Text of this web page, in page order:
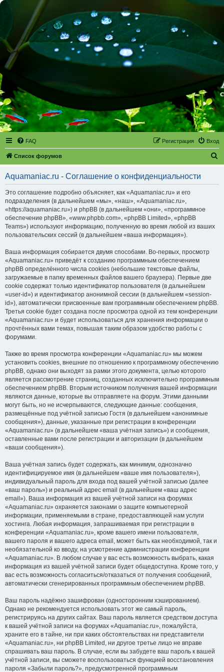
FAQ Вход
Регистрация
Список форумов
Aquamaniac.ru - Соглашение о конфиденциальности
Это соглашение подробно объясняет, как «Aquamaniac.ru» и его
подразделения (в дальнейшем «мы», «наш», «Aquamaniac.ru»,
«https://aquamaniac.ru») и phpBB (в дальнейшем «они», «программное
обеспечение phpBB», «www.phpbb.com», «phpBB Limited», «phpBB
Teams») используют информацию, полученную во время любой из ваших
пользовательских сессий (в дальнейшем «ваша информация»).
Ваша информация собирается двумя способами. Во-первых, просмотр
«Aquamaniac.ru» приведёт к созданию программным обеспечением
phpBB определённого числа cookies (небольшие текстовые файлы,
загружаемые в папку временных файлов вашего браузера). Первые две
cookie содержат только идентификатор пользователя (в дальнейшем
«user-id») и идентификатор анонимной сессии (в дальнейшем «session-
id»), автоматически присвоенные вам программным обеспечением phpBB.
Третья cookie будет создана после просмотра одной из тем конференции
«Aquamaniac.ru» и будет использоваться для хранения информации о
прочтённых вами темах, повышая таким образом удобство работы с
форумами.
Также во время просмотра конференции «Aquamaniac.ru» мы можем
установить cookies, внешние по отношению к программному обеспечению
phpBB, однако они выходят за рамки этого документа, целью которого
является рассмотрение страниц, созданных исключительно программным
обеспечением phpBB. Вторым источником получения вашей информации
являются данные, которые вы отправляете на форум. Этими данными
могут быть, но не исчерпываются, следующие данные: сообщения,
размещённые под учётной записью Гостя (в дальнейшем «анонимные
сообщения»), данные, указанные при регистрации в конференции
«Aquamaniac.ru» (в дальнейшем «ваша учётная запись») и сообщения,
оставленные вами после регистрации и авторизации (в дальнейшем
«ваши сообщения»).
Ваша учётная запись будет содержать, как минимум, однозначно
идентифицируемое имя (в дальнейшем «ваше имя пользователя»),
индивидуальный пароль для входа под вашей учётной записью (далее
«ваш пароль») и реальный адрес email (в дальнейшем «ваш адрес
email»). Ваша информация из вашей учётной записи на форумах
«Aquamaniac.ru» охраняется законами о защите компьютерной
информации, применяемыми в стране, предоставляющей нам услуги
хостинга. Любая информация, запрашиваемая при регистрации в
конференции «Aquamaniac.ru», кроме вашего имени пользователя,
вашего пароля и вашего адреса email, может быть как необходимой, так и
необязательной ко вводу, на усмотрение администрации конференции
«Aquamaniac.ru». В любом случае у вас есть возможность выбрать, какая
информация из вашей учётной записи будет общедоступна. Кроме того, у
вас есть возможность согласиться/отказаться от получения сообщений,
автоматически сгенерированных программным обеспечением phpBB.
Ваш пароль надёжно зашифрован (односторонним хэшированием).
Однако не рекомендуется использовать этот же самый пароль,
регистрируясь на других сайтах. Ваш пароль является средством доступа
к вашей учётной записи на форумах «Aquamaniac.ru», пожалуйста,
храните его в тайне, ни при каких обстоятельствах ни представители
«Aquamaniac.ru», ни phpBB Limited, ни другое третье лицо не вправе
спрашивать ваш пароль. В случае, если вы забудете ваш пароль к вашей
учётной записи, вы сможете воспользоваться функцией восстановления
пароля «Забыли пароль?», предусмотренной программным